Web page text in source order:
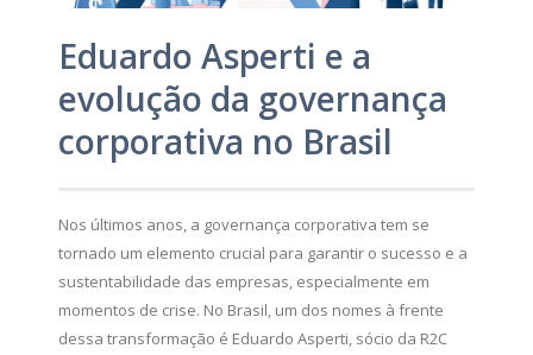
Eduardo Asperti e a
evolução da governança
corporativa no Brasil
Nos últimos anos, a governança corporativa tem se
tornado um elemento crucial para garantir o sucesso e a
sustentabilidade das empresas, especialmente em
momentos de crise. No Brasil, um dos nomes à frente
dessa transformação é Eduardo Asperti, sócio da R2C